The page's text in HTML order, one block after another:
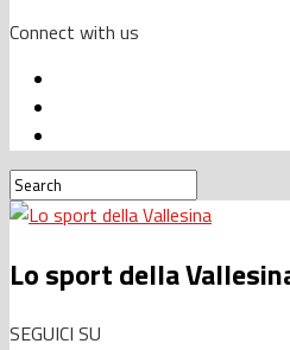
Connect with us
Lo sport della
SEGUICI SU